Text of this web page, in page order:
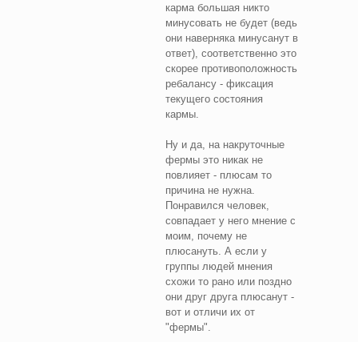
карма большая никто
минусовать не будет (ведь
они наверняка минусанут в
ответ), соответственно это
скорее противоположность
ребалансу - фиксация
текущего состояния
кармы.
Ну и да, на накруточные
фермы это никак не
повлияет - плюсам то
причина не нужна.
Понравился человек,
совпадает у него мнение с
моим, почему не
плюсануть. А если у
группы людей мнения
схожи то рано или поздно
они друг друга плюсанут -
вот и отличи их от
"фермы".